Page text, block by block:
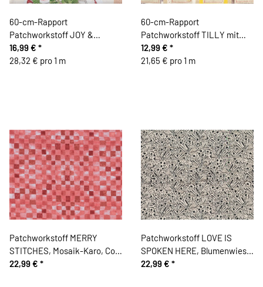
60-cm-Rapport
Patchworkstoff JOY &
WONDER, Weihnachts-
Wichtel, Cori Dantini
16,99 € *
28,32 € pro 1 m
60-cm-Rapport
Patchworkstoff TILLY mit
Stick-Alphabet im Quadrat,
beige-dunkelgrau-stumpfes
12,99 € *
21,65 € pro 1 m
Patchworkstoff MERRY
STITCHES, Mosaik-Karo, Cori
Dantini
22,99 € *
Patchworkstoff LOVE IS
SPOKEN HERE, Blumenwiese,
schwarz, Cori Dantini
22,99 € *